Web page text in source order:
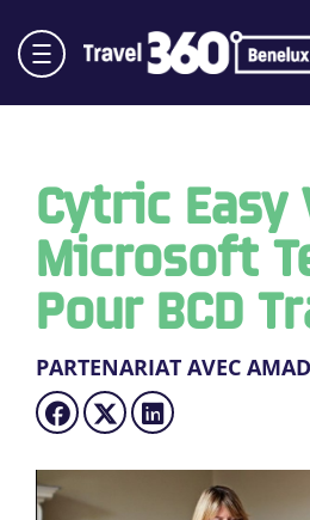
Cytric Easy
Microsoft
Pour BCD
PARTENARIAT AVEC